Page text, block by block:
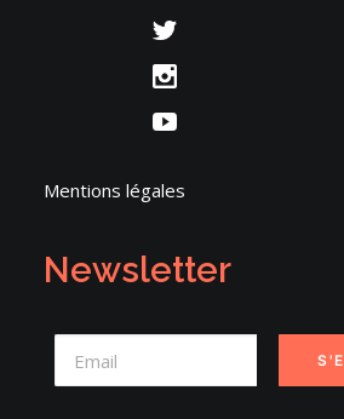
Mentions légales
Newsletter